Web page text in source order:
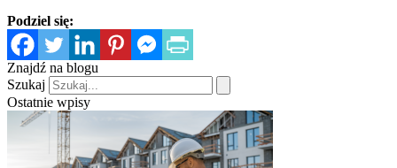
Podziel się:
Znajdź na blogu
Szukaj
Ostatnie wpisy